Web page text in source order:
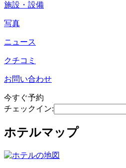
施設・設備
写真
ニュース
クチコミ
お問い合わせ
今すぐ予約
チェックイン:
ホテルマップ